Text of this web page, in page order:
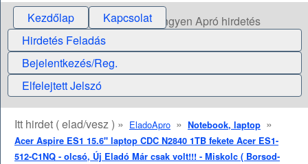
Kezdőlap Kapcsolat
Ingyen Apró hirdetés
Hirdetés Feladás
Bejelentkezés/Reg.
Elfelejtett Jelszó
Itt hirdet ( elad/vesz ) » EladoApro » Notebook, laptop »
Acer Aspire ES1 15.6" laptop CDC N2840 1TB fekete Acer ES1-
512-C1NQ - olcsó, Új Eladó Már csak volt!!! - Miskolc ( Borsod-